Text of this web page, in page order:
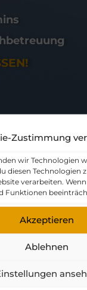
Zustimmung
wir Technologien
diesen
verarbeiten.
Funktionen
Akzeptieren
Ablehnen
jetzt